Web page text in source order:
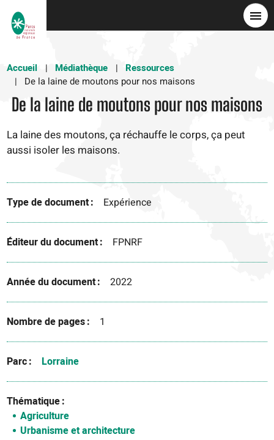
Accueil
Médiathèque
Ressources
De la laine de moutons pour nos maisons
De la laine de moutons pour nos maisons
La laine des moutons, ça réchauffe le corps, ça peut
aussi isoler les maisons.
Type de document Expérience
Éditeur du document FPNRF
Année du document 2022
Nombre de pages 1
Parc Lorraine
Thématique
Agriculture
Urbanisme et architecture